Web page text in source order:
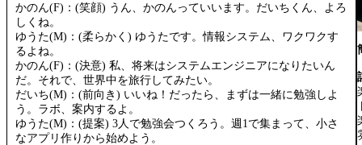
かのん(F)：(笑顔) うん、かのんっていいます。だいちくん、よろ
しくね。
ゆうた(M)：(柔らかく) ゆうたです。情報システム、ワクワクす
るよね。
かのん(F)：(決意) 私、将来はシステムエンジニアになりたいん
だ。それで、世界中を旅行してみたい。
だいち(M)：(前向き) いいね！だったら、まずは一緒に勉強しよ
う。ラボ、案内するよ。
ゆうた(M)：(提案) 3人で勉強会つくろう。週1で集まって、小さ
なアプリ作りから始めよう。